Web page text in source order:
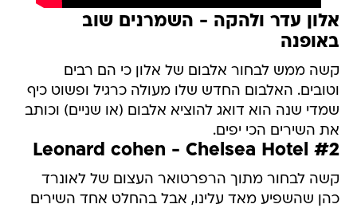
אלון עדר ולהקה - השמרנים שוב
באופנה
קשה ממש לבחור אלבום של אלון כי הם רבים
וטובים. האלבום החדש שלו מעולה כרגיל ופשוט כיף
שמדי שנה הוא דואג להוציא אלבום (או שניים) וכותב
את השירים הכי יפים.
Leonard cohen - Chelsea Hotel #2
קשה לבחור מתוך הרפרטואר העצום של לאונרד
כהן שהשפיע מאד עלינו, אבל בהחלט אחד השירים